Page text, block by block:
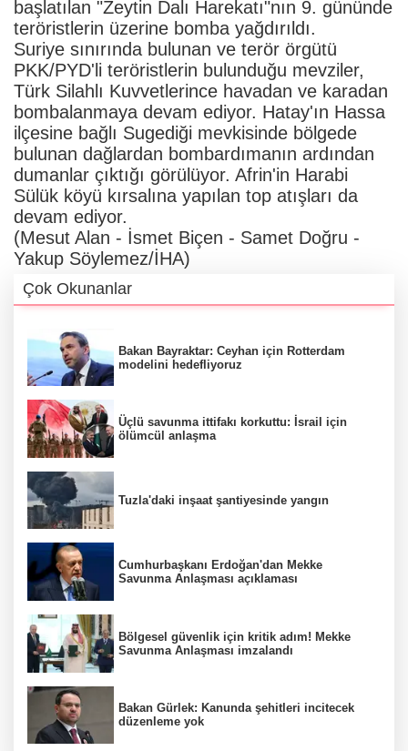
başlatılan "Zeytin Dalı Harekatı"nın 9. gününde
teröristlerin üzerine bomba yağdırıldı.
Suriye sınırında bulunan ve terör örgütü
PKK/PYD'li teröristlerin bulunduğu mevziler,
Türk Silahlı Kuvvetlerince havadan ve karadan
bombalanmaya devam ediyor. Hatay'ın Hassa
ilçesine bağlı Sugediği mevkisinde bölgede
bulunan dağlardan bombardımanın ardından
dumanlar çıktığı görülüyor. Afrin'in Harabi
Sülük köyü kırsalına yapılan top atışları da
devam ediyor.
(Mesut Alan - İsmet Biçen - Samet Doğru -
Yakup Söylemez/İHA)
Çok Okunanlar
Bakan Bayraktar: Ceyhan için Rotterdam
modelini hedefliyoruz
Üçlü savunma ittifakı korkuttu: İsrail için
ölümcül anlaşma
Tuzla'daki inşaat şantiyesinde yangın
Cumhurbaşkanı Erdoğan'dan Mekke
Savunma Anlaşması açıklaması
Bölgesel güvenlik için kritik adım! Mekke
Savunma Anlaşması imzalandı
Bakan Gürlek: Kanunda şehitleri incitecek
düzenleme yok